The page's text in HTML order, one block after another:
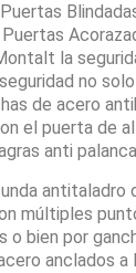
la
no
de acero
el puerta de
anti
antitaladro
múltiples
o bien por
anclados a